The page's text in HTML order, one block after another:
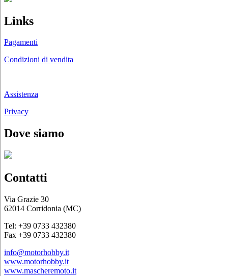
Links
Pagamenti
Condizioni di vendita
Assistenza
Privacy
Dove siamo
Contatti
Via Grazie 30
62014 Corridonia (MC)
Tel: +39 0733 432380
Fax +39 0733 432380
info@motorhobby.it
www.motorhobby.it
www.mascheremoto.it